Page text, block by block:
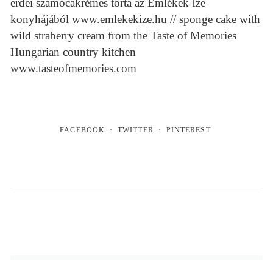
konyhájából www.emlekekize.hu // sponge cake with
wild straberry cream from the Taste of Memories
Hungarian country kitchen
www.tasteofmemories.com
FACEBOOK TWITTER PINTEREST